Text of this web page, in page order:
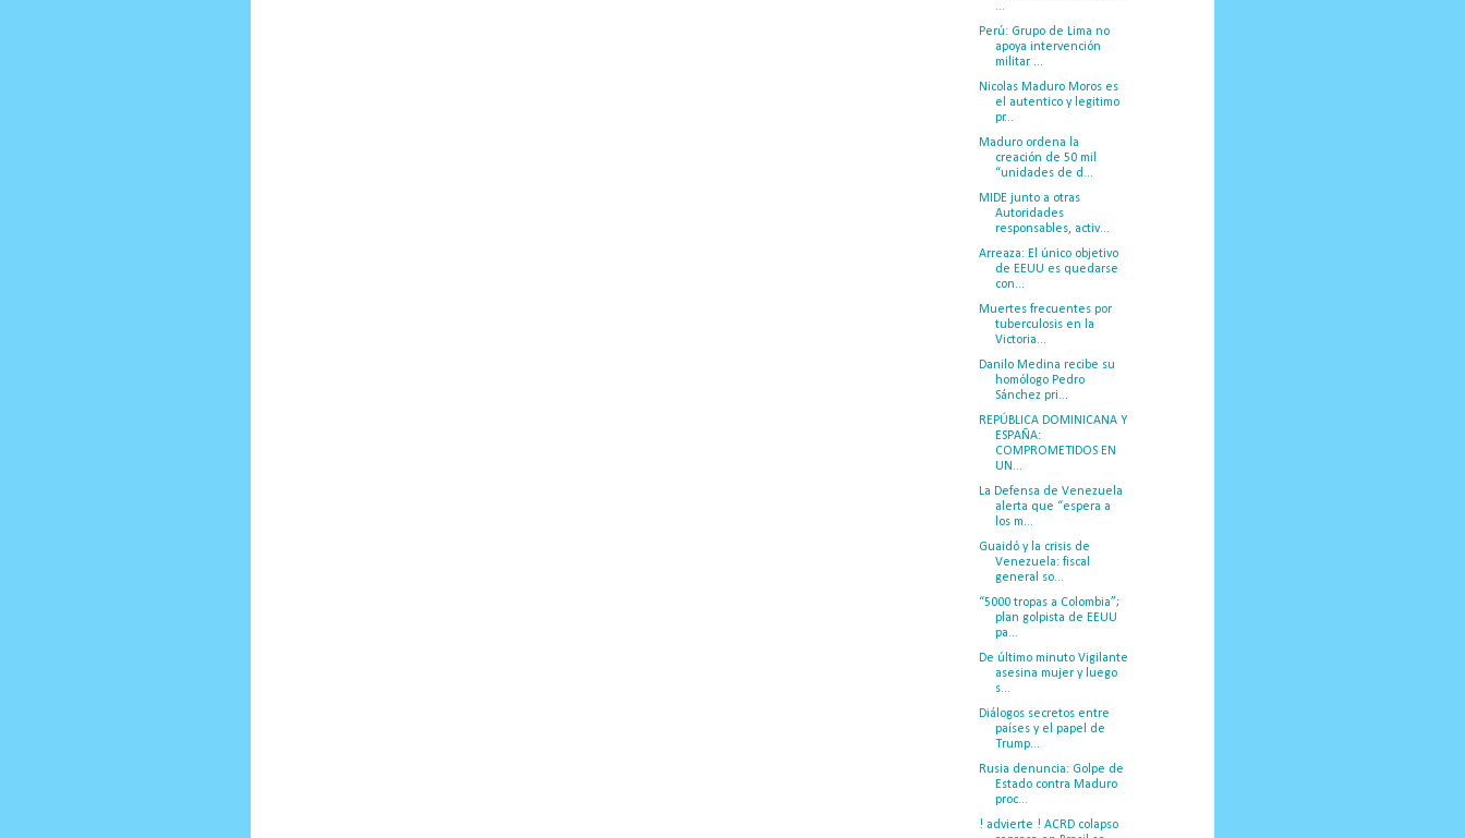
...
Perú: Grupo de Lima no
apoya intervención
militar ...
Nicolas Maduro Moros es
el autentico y legitimo
pr...
Maduro ordena la
creación de 50 mil
“unidades de d...
MIDE junto a otras
Autoridades
responsables, activ...
Arreaza: El único objetivo
de EEUU es quedarse
con...
Muertes frecuentes por
tuberculosis en la
Victoria...
Danilo Medina recibe su
homólogo Pedro
Sánchez pri...
REPÚBLICA DOMINICANA Y
ESPAÑA:
COMPROMETIDOS EN
UN...
La Defensa de Venezuela
alerta que “espera a
los m...
Guaidó y la crisis de
Venezuela: fiscal
general so...
“5000 tropas a Colombia”;
plan golpista de EEUU
pa...
De último minuto Vigilante
asesina mujer y luego
s...
Diálogos secretos entre
países y el papel de
Trump...
Rusia denuncia: Golpe de
Estado contra Maduro
proc...
! advierte ! ACRD colapso